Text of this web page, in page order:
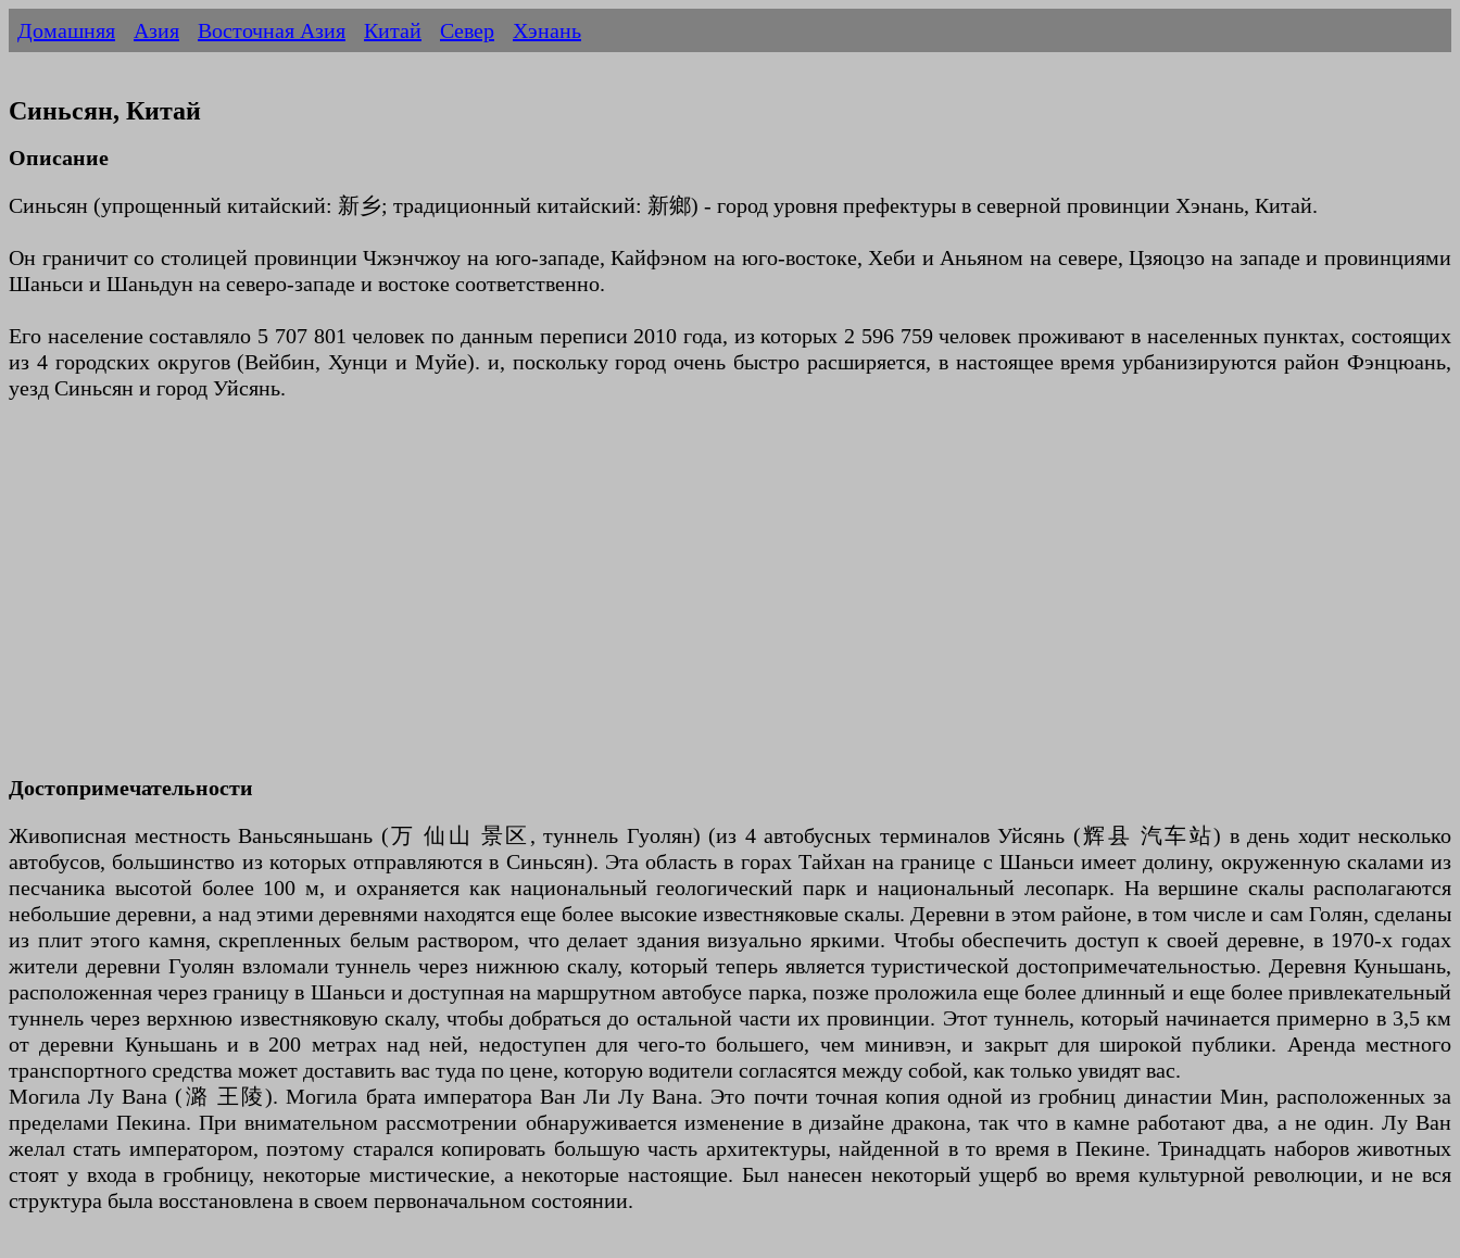
Домашняя Азия Восточная Азия Китай Север Хэнань
Синьсян, Китай
Описание
Синьсян (упрощенный китайский: 新乡; традиционный китайский: 新鄉) - город уровня префектуры в северной провинции Хэнань, Китай.
Он граничит со столицей провинции Чжэнчжоу на юго-западе, Кайфэном на юго-востоке, Хеби и Аньяном на севере, Цзяоцзо на западе и провинциями
Шаньси и Шаньдун на северо-западе и востоке соответственно.
Его население составляло 5 707 801 человек по данным переписи 2010 года, из которых 2 596 759 человек проживают в населенных пунктах, состоящих
из 4 городских округов (Вейбин, Хунци и Муйе). и, поскольку город очень быстро расширяется, в настоящее время урбанизируются район Фэнцюань,
уезд Синьсян и город Уйсянь.
Достопримечательности
Живописная местность Ваньсяньшань (万 仙山 景区, туннель Гуолян) (из 4 автобусных терминалов Уйсянь (辉县 汽车站) в день ходит несколько
автобусов, большинство из которых отправляются в Синьсян). Эта область в горах Тайхан на границе с Шаньси имеет долину, окруженную скалами из
песчаника высотой более 100 м, и охраняется как национальный геологический парк и национальный лесопарк. На вершине скалы располагаются
небольшие деревни, а над этими деревнями находятся еще более высокие известняковые скалы. Деревни в этом районе, в том числе и сам Голян, сделаны
из плит этого камня, скрепленных белым раствором, что делает здания визуально яркими. Чтобы обеспечить доступ к своей деревне, в 1970-х годах
жители деревни Гуолян взломали туннель через нижнюю скалу, который теперь является туристической достопримечательностью. Деревня Куньшань,
расположенная через границу в Шаньси и доступная на маршрутном автобусе парка, позже проложила еще более длинный и еще более привлекательный
туннель через верхнюю известняковую скалу, чтобы добраться до остальной части их провинции. Этот туннель, который начинается примерно в 3,5 км
от деревни Куньшань и в 200 метрах над ней, недоступен для чего-то большего, чем минивэн, и закрыт для широкой публики. Аренда местного
транспортного средства может доставить вас туда по цене, которую водители согласятся между собой, как только увидят вас.
Могила Лу Вана (潞 王陵). Могила брата императора Ван Ли Лу Вана. Это почти точная копия одной из гробниц династии Мин, расположенных за
пределами Пекина. При внимательном рассмотрении обнаруживается изменение в дизайне дракона, так что в камне работают два, а не один. Лу Ван
желал стать императором, поэтому старался копировать большую часть архитектуры, найденной в то время в Пекине. Тринадцать наборов животных
стоят у входа в гробницу, некоторые мистические, а некоторые настоящие. Был нанесен некоторый ущерб во время культурной революции, и не вся
структура была восстановлена ​​в своем первоначальном состоянии.